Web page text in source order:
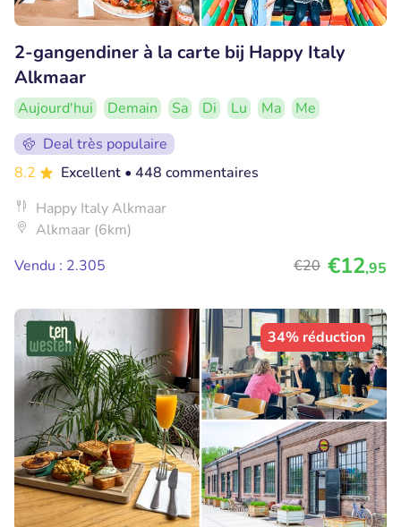
2-gangendiner à la carte bij Happy Italy
Alkmaar
Aujourd'hui Demain Sa Di Lu Ma
Me
Deal très populaire
8.2
Excellent • 448 commentaires
Happy Italy Alkmaar
Alkmaar (6km)
Vendu : 2.305
€20 €12,95
34% réduction